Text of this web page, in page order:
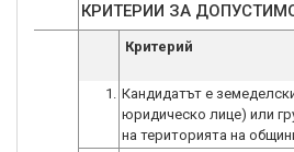
КРИТЕРИИ ЗА
Критерий
1. Кандидатът е
юридическо лице) или
на територията на